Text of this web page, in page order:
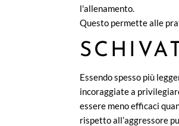
l'allenamento.
Questo permette alle
Essendo spesso più
incoraggiate a
essere meno efficaci
rispetto all’aggressore